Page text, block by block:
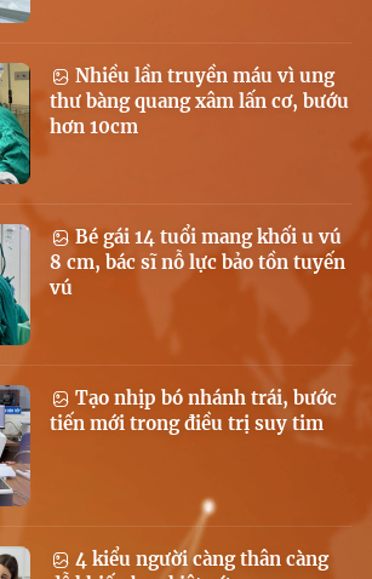
Nhiều lần truyền máu vì ung
thư bàng quang xâm lấn cơ, bướu
hơn 10cm
Bé gái 14 tuổi mang khối u vú
8 cm, bác sĩ nỗ lực bảo tồn tuyến
vú
Tạo nhịp bó nhánh trái, bước
tiến mới trong điều trị suy tim
4 kiểu người càng thân càng